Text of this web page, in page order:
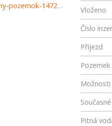
https://www.reality-zilina.com/predaj-pozemky-pozemkov-novostavby/Rekreacny-pozemok-1472-m2-Hlboke-nad-Vahom-37748/?utm_source=areality&utm_medium=xml&utm_term=37748&utm_content=chalupa&utm_campaign=portaly
Vloženo
Číslo
Příjezd
Pozemek
Pitná